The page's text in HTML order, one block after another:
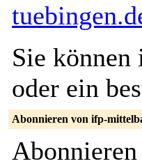
Sie
oder ein
Abonnieren von ifp-